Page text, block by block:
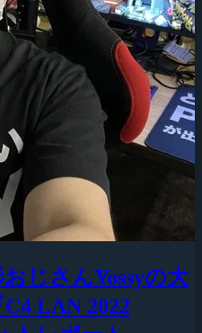
じさんYossyの大
LAN 2022